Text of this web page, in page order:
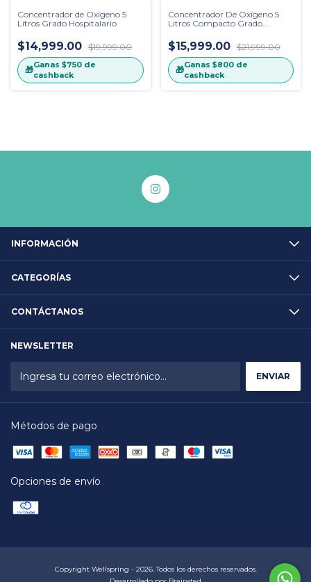
Concentrador de Oxígeno 5
Litros Grado Hospitalario
$14,999.00 $19,999.00
🎁Ganas $750 de
cashback
Concentrador De Oxígeno 5
Litros Compacto Grado
$15,999.00 $21,999.00
🎁Ganas $800de
cashback
INFORMACIÓN
CATEGORÍAS
CONTÁCTANOS
NEWSLETTER
Métodos de pago
Opciones de envío
Copyright Wellspring - 2026. Todos los derechos reservados.